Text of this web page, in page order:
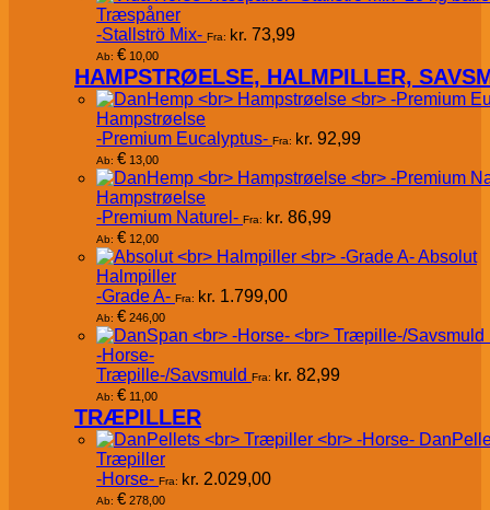
Træspåner
-Stallströ Mix- Fra: kr. 73,99
Ab: € 10,00
HAMPSTRØELSE, HALMPILLER,
Hampstrøelse
-Premium Eucalyptus- Fra: kr. 92,99
Ab: € 13,00
Hampstrøelse
-Premium Naturel- Fra: kr. 86,99
Ab: € 12,00
Absolut
Halmpiller
-Grade A- Fra: kr. 1.799,00
Ab: € 246,00
-Horse-
Træpille-/Savsmuld Fra: kr. 82,99
Ab: € 11,00
TRÆPILLER
Træpiller
-Horse- Fra: kr. 2.029,00
Ab: € 278,00